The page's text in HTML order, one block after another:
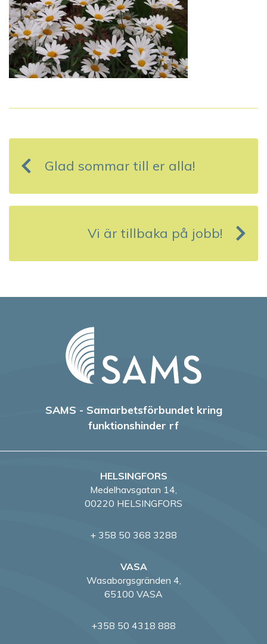
n
ä
n
r
Glad sommar till er alla!
Vi är tillbaka på jobb!
SAMS - Samarbetsförbundet kring
funktionshinder rf
HELSINGFORS
Medelhavsgatan 14,
00220 HELSINGFORS
+ 358 50 368 3288
VASA
Wasaborgsgränden 4,
65100 VASA
+358 50 4318 888